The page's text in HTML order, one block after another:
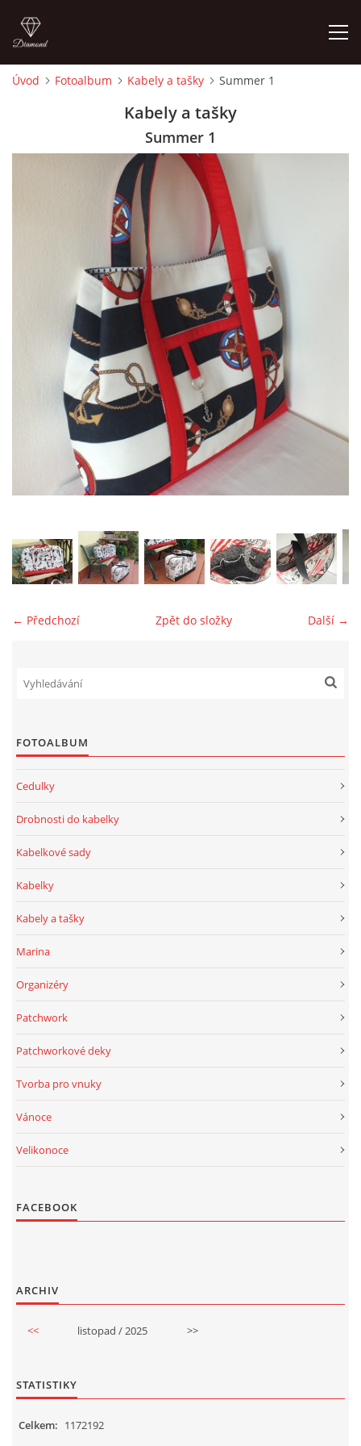
MOJE POSLEDNÍ PRÁCE
jk-laguna@seznam.cz
© 2025 eStránky.cz
Úvod Fotoalbum Kabely a tašky Summer 1
Kabely a tašky
Summer 1
← Předchozí Další →
Zpět do složky
FOTOALBUM
Cedulky
Drobnosti do kabelky
Kabelkové sady
Kabelky
Kabely a tašky
Marina
Organizéry
Patchwork
Patchworkové deky
Tvorba pro vnuky
Vánoce
Velikonoce
FACEBOOK
ARCHIV
<< listopad / 2025 >>
STATISTIKY
Celkem: 1172192